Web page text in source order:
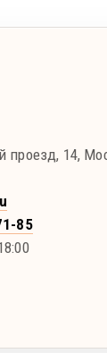
проезд, 14,
85